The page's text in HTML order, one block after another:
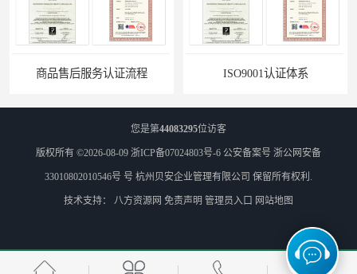
ISO9001认证体系 商品售后服务认证公司
您是第44083295位访客
版权所有 ©2026-08-09 浙ICP备07024803号-6 公安备案号 浙公网安备
33010802010546号 号 杭州贝安企业管理有限公司 保留所有权利.
技术支持： 八方资源网 免责声明 管理员入口 网站地图